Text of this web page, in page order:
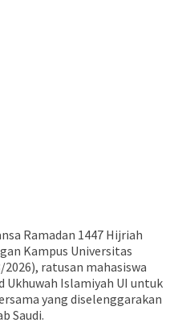
Ramadan 1447 Hijriah
Kampus Universitas
2026), ratusan mahasiswa
Ukhuwah Islamiyah UI untuk
yang diselenggarakan
Saudi.